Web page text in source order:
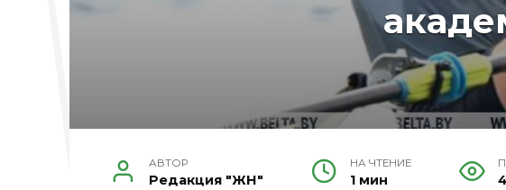
АВТОР
Редакция "ЖН"
НА ЧТЕНИЕ
1 мин